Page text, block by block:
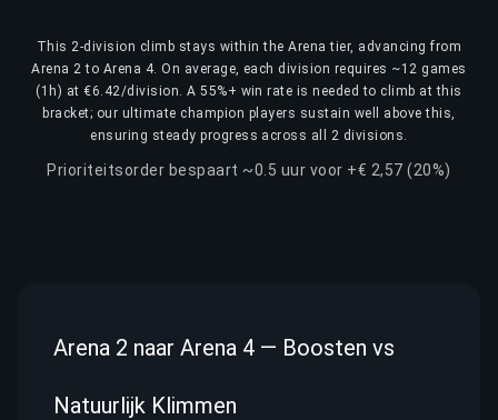
This 2-division climb stays within the Arena tier, advancing from
Arena 2 to Arena 4. On average, each division requires ~12 games
(1h) at €6.42/division. A 55%+ win rate is needed to climb at this
bracket; our ultimate champion players sustain well above this,
ensuring steady progress across all 2 divisions.
Prioriteitsorder bespaart ~0.5 uur voor +€ 2,57 (20%)
Arena 2 naar Arena 4 — Boosten vs
Natuurlijk Klimmen